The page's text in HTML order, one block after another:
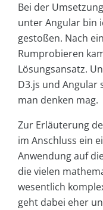
Bei der
unter Angular bin
gestoßen. Nach
Rumprobieren
Lösungsansatz.
D3.js und Angular
man denken mag.
Zur Erläuterung
im Anschluss ein
Anwendung auf
die vielen
wesentlich
geht dabei eher